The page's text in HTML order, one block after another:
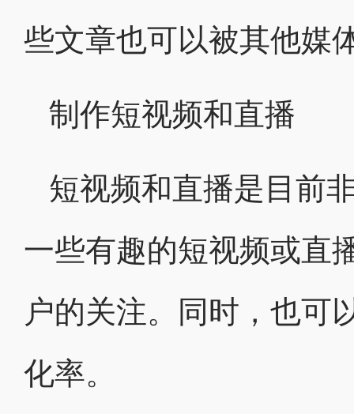
些文章也可以被其他媒
制作短视频和直播
短视频和直播是目前
一些有趣的短视频或直
户的关注。同时，也可
化率。